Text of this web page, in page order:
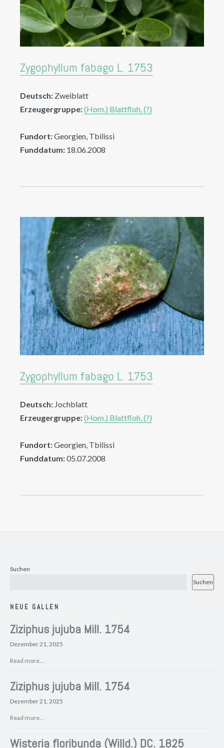
Zygophyllum fabago L. 1753
Deutsch: Zweiblatt
Erzeugergruppe:(Hom.) Blattfloh, (?)
Fundort:Georgien, Tbilissi
Funddatum: 18.06.2008
Zygophyllum fabago L. 1753
Deutsch: Jochblatt
Erzeugergruppe:(Hom.) Blattfloh, (?)
Fundort:Georgien, Tbilissi
Funddatum:05.07.2008
Suchen
Suchen
NEUE GALLEN
Ziziphus jujuba Mill. 1754
Dezember 21, 2025
Read more...
Ziziphus jujuba Mill. 1754
Dezember 21, 2025
Read more...
Wisteria floribunda (Willd.) DC. 1825